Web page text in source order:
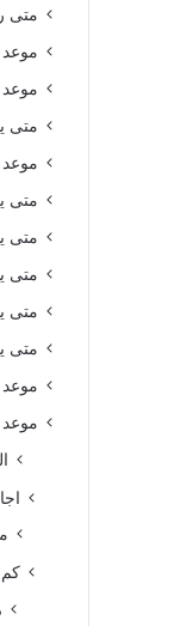
متى
موعد
موعد
متى
موعد
متى
متى
متى
متى
متى
موعد
موعد